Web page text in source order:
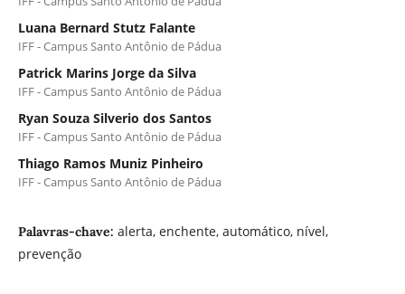
Luana Bernard Stutz Falante
IFF - Campus Santo Antônio de Pádua
Patrick Marins Jorge da Silva
IFF - Campus Santo Antônio de Pádua
Ryan Souza Silverio dos Santos
IFF - Campus Santo Antônio de Pádua
Thiago Ramos Muniz Pinheiro
IFF - Campus Santo Antônio de Pádua
Palavras-chave: alerta, enchente, automático, nível,
prevenção